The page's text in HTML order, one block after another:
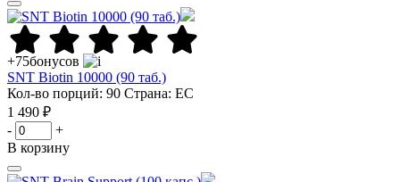
+75бонусов
SNT Biotin 10000 (90 таб.)
Кол-во порций: 90 Страна: ЕС
1 490 ₽
-
+
В корзину